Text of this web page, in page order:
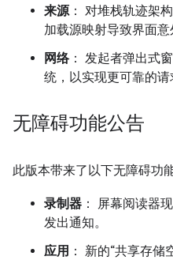
来源： 对堆栈轨迹架
加载源映射导致界面意
网络： 发起者弹出式
统，以实现更可靠的请
无障碍功能公告
此版本带来了以下无障碍功
录制器 ： 屏幕阅读器
发出通知。
应用 ： 新的“共享存储